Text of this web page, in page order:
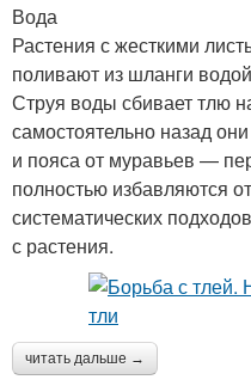
Вода
Растения с жесткими
поливают из шланги
Струя воды сбивает тлю
самостоятельно назад
и пояса от муравьев —
полностью избавляются
систематических
с растения.
читать дальше →